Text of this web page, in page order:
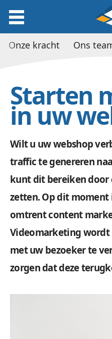
Starten
in uw
Wilt u uw webshop
traffic te genereren
kunt dit bereiken
zetten. Op dit moment
omtrent content
Videomarketing wordt
met uw bezoeker te
zorgen dat deze
Onze kracht Ons